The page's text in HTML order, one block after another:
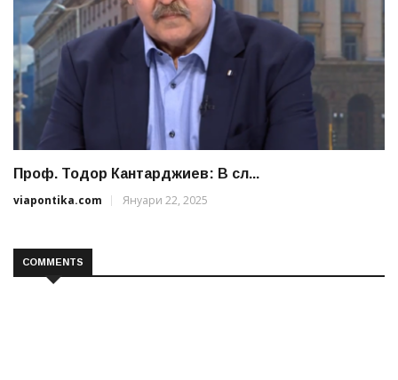
Проф. Тодор Кантарджиев: В сл...
viapontika.com
Януари 22, 2025
COMMENTS